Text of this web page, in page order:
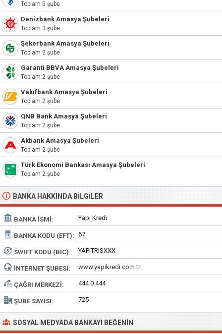
Toplam 5 şube
Denizbank Amasya Şubeleri
Toplam 3 şube
Şekerbank Amasya Şubeleri
Toplam 2 şube
Garanti BBVA Amasya Şubeleri
Toplam 2 şube
Vakıfbank Amasya Şubeleri
Toplam 2 şube
QNB Bank Amasya Şubeleri
Toplam 2 şube
Akbank Amasya Şubeleri
Toplam 2 şube
Türk Ekonomi Bankası Amasya Şubeleri
Toplam 2 şube
BANKA HAKKINDA BILGILER
BANKA İSMI: Yapı Kredi
BANKA KODU (EFT): 67
SWIFT KODU (BIC): YAPITRISXXX
İNTERNET ŞUBESI: www.yapikredi.com.tr
ÇAĞRI MERKEZI: 444 0 444
ŞUBE SAYISI: 725
SOSYAL MEDYADA BANKAYI BEĞENIN